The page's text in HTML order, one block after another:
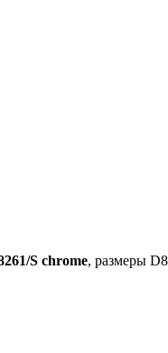
S chrome, размеры